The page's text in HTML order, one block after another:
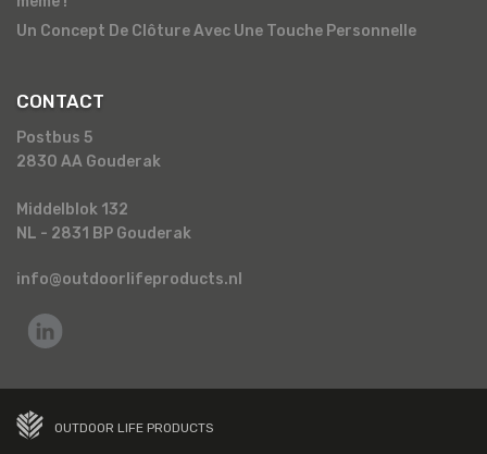
Un Concept De Clôture Avec Une Touche Personnelle
CONTACT
Postbus 5
2830 AA Gouderak
Middelblok 132
NL - 2831 BP Gouderak
info@outdoorlifeproducts.nl
OUTDOOR LIFE PRODUCTS